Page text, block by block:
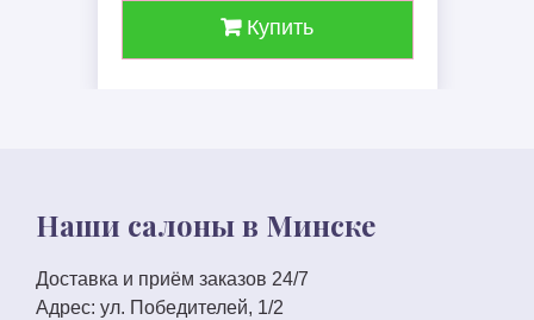
Купить
Наши салоны в Минске
Доставка и приём заказов 24/7
Адрес: ул. Победителей, 1/2